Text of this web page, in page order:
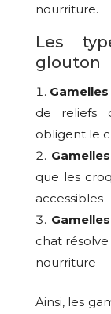
nourriture.
Les
glouton
de reliefs
obligent le
que les
accessibles
chat
nourriture
Ainsi, les